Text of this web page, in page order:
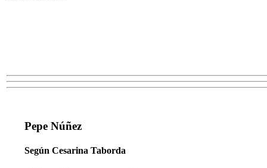
Pepe Núñez
Según Cesarina Taborda